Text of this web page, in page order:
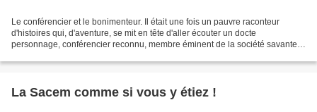
Le conférencier et le bonimenteur. Il était une fois un pauvre raconteur
d'histoires qui, d'aventure, se mit en tête d'aller écouter un docte
personnage, conférencier reconnu, membre éminent de la société savante.
La Sacem comme si vous y étiez !